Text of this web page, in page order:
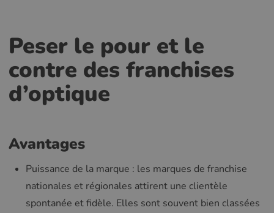
Peser le pour et le
contre des franchises
d’optique
Avantages
Puissance de la marque : les marques de franchise
nationales et régionales attirent une clientèle
spontanée et fidèle. Elles sont souvent bien classées